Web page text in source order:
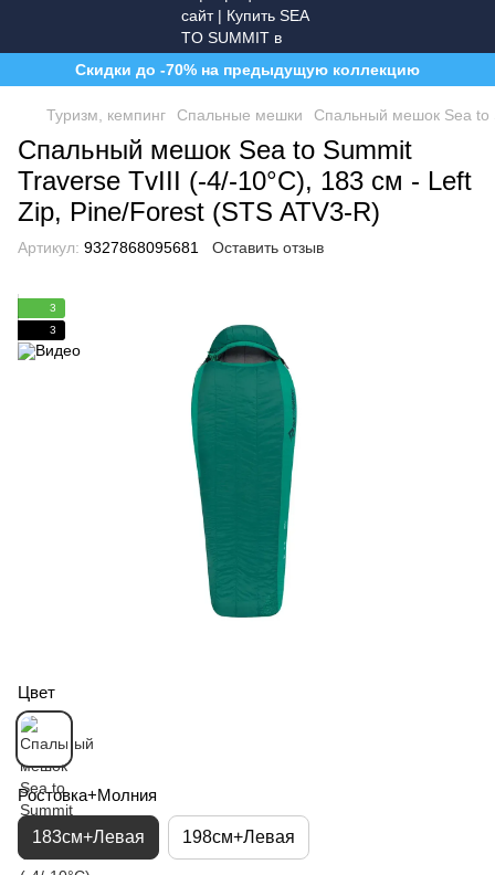
Скидки до -70% на предыдущую коллекцию
Туризм, кемпинг Спальные мешки Спальный мешок Sea to
Спальный мешок Sea to Summit
Traverse TvIII (-4/-10°C), 183 см - Left
Zip, Pine/Forest (STS ATV3-R)
Артикул: 9327868095681 Оставить отзыв
3
3
Цвет
Ростовка+Молния
183см+Левая 198см+Левая